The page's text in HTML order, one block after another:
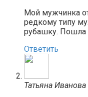
Мой мужчинка
редкому типу
рубашку. Пошла
Ответить
Татьяна Иванова